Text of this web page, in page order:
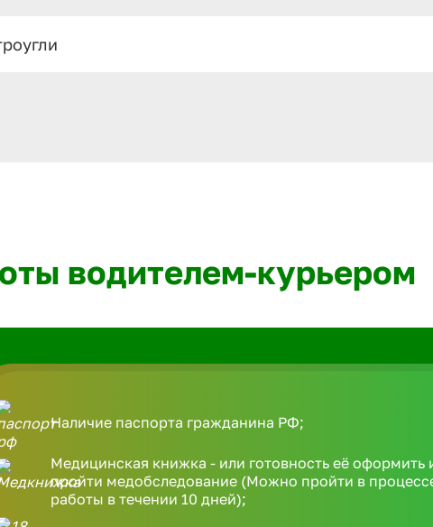
водителем-курьером
Наличие паспорта гражданина РФ;
Медицинская книжка - или готовность её оформить
пройти медобследование (Можно пройти в
работы в течении 10 дней);